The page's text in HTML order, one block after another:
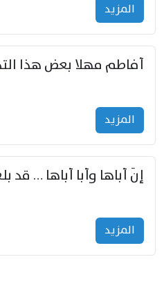
المزید
المزید
إنّ أباها وأبا أباها … قد
المزید